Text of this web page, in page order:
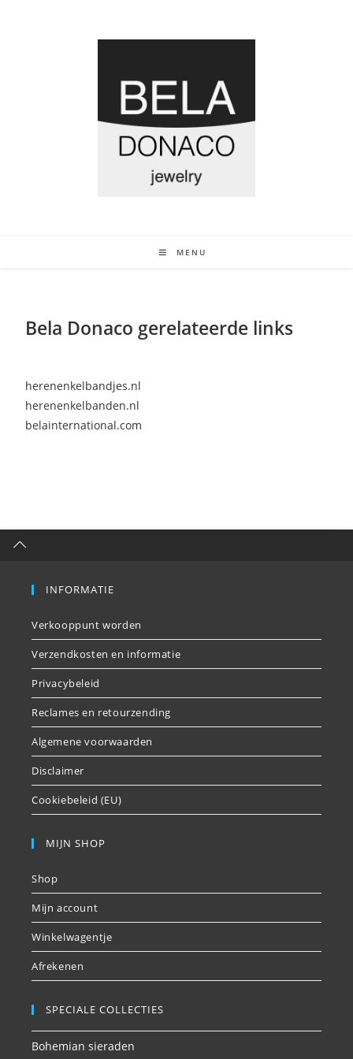
MENU
Bela Donaco gerelateerde links
herenenkelbandjes.nl
herenenkelbanden.nl
belainternational.com
INFORMATIE
Verkooppunt worden
Verzendkosten en informatie
Privacybeleid
Reclames en retourzending
Algemene voorwaarden
Disclaimer
Cookiebeleid (EU)
MIJN SHOP
Shop
Mijn account
Winkelwagentje
Afrekenen
SPECIALE COLLECTIES
Bohemian sieraden